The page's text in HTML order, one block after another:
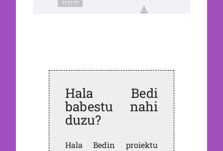
??:??:??
Hala Bedi
babestu nahi
duzu?
Hala Bedin proiektu